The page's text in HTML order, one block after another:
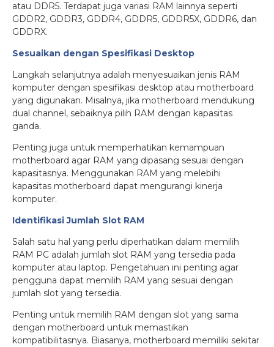
atau DDR5. Terdapat juga variasi RAM lainnya seperti
GDDR2, GDDR3, GDDR4, GDDR5, GDDR5X, GDDR6, dan
GDDRX.
Sesuaikan dengan Spesifikasi Desktop
Langkah selanjutnya adalah menyesuaikan jenis RAM
komputer dengan spesifikasi desktop atau motherboard
yang digunakan. Misalnya, jika motherboard mendukung
dual channel, sebaiknya pilih RAM dengan kapasitas
ganda.
Penting juga untuk memperhatikan kemampuan
motherboard agar RAM yang dipasang sesuai dengan
kapasitasnya. Menggunakan RAM yang melebihi
kapasitas motherboard dapat mengurangi kinerja
komputer.
Identifikasi Jumlah Slot RAM
Salah satu hal yang perlu diperhatikan dalam memilih
RAM PC adalah jumlah slot RAM yang tersedia pada
komputer atau laptop. Pengetahuan ini penting agar
pengguna dapat memilih RAM yang sesuai dengan
jumlah slot yang tersedia.
Penting untuk memilih RAM dengan slot yang sama
dengan motherboard untuk memastikan
kompatibilitasnya. Biasanya, motherboard memiliki sekitar